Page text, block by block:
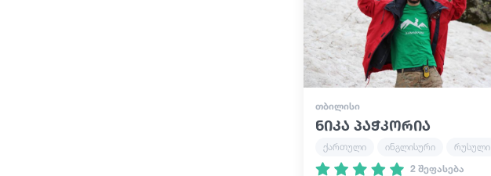
ᲗᲑᲘᲚᲘᲡᲘ
ნიკა პაჭკორია
ქართული ინგლისური
რუსული
2 შეფასება